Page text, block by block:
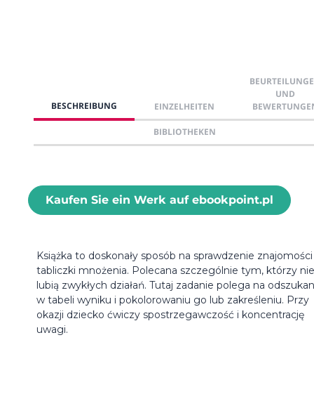
BESCHREIBUNG EINZELHEITEN
UND
BIBLIOTHEKEN
Kaufen Sie ein Werk auf ebookpoint.pl
Książka to doskonały sposób na sprawdzenie znajomości
tabliczki mnożenia. Polecana szczególnie tym, którzy nie
lubią zwykłych działań. Tutaj zadanie polega na
w tabeli wyniku i pokolorowaniu go lub zakreśleniu. Przy
okazji dziecko ćwiczy spostrzegawczość i koncentrację
uwagi.